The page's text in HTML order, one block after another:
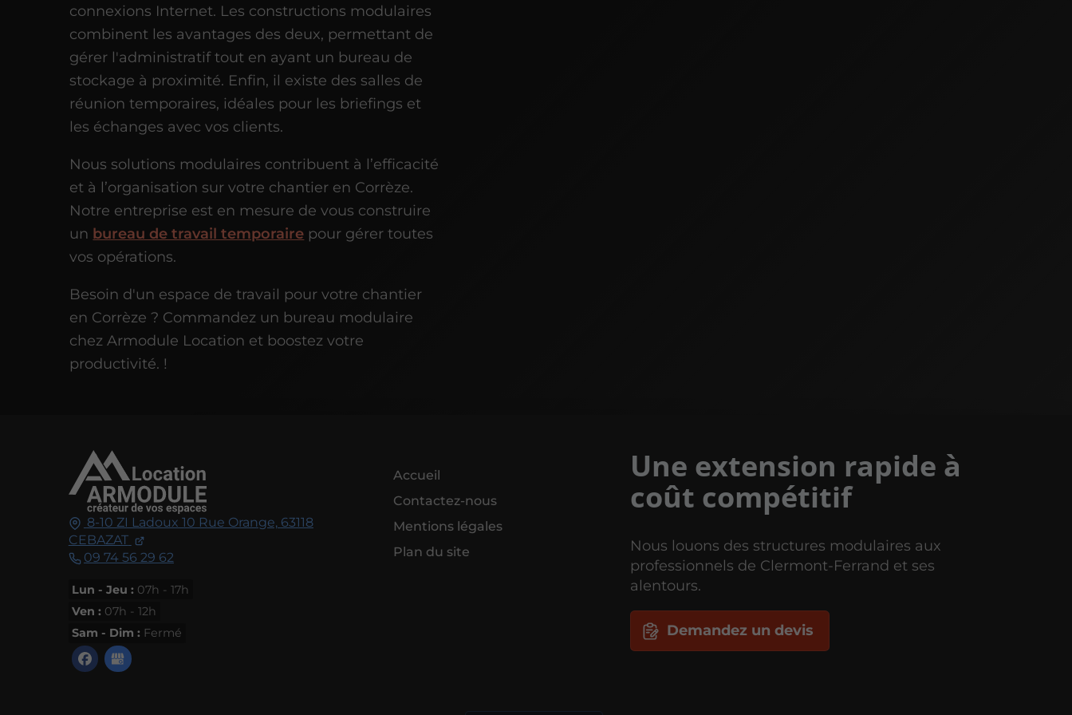
connexions Internet. Les constructions modulaires
combinent les avantages des deux, permettant de
gérer l'administratif tout en ayant un bureau de
stockage à proximité. Enfin, il existe des salles de
réunion temporaires, idéales pour les briefings et
les échanges avec vos clients.
Nous solutions modulaires contribuent à l’efficacité
et à l’organisation sur votre chantier en Corrèze.
Notre entreprise est en mesure de vous construire
un bureau de travail temporaire pour gérer toutes
vos opérations.
Besoin d'un espace de travail pour votre chantier
en Corrèze ? Commandez un bureau modulaire
chez Armodule Location et boostez votre
productivité. !
8-10 ZI Ladoux 10 Rue Orange, 63118
CEBAZAT
09 74 56 29 62
Lun - Jeu : 07h - 17h
Ven : 07h - 12h
Sam - Dim : Fermé
Accueil
Contactez-nous
Mentions légales
Plan du site
Une extension rapide à
coût compétitif
Nous louons des structures modulaires aux
professionnels de Clermont-Ferrand et ses
alentours.
Demandez un devis